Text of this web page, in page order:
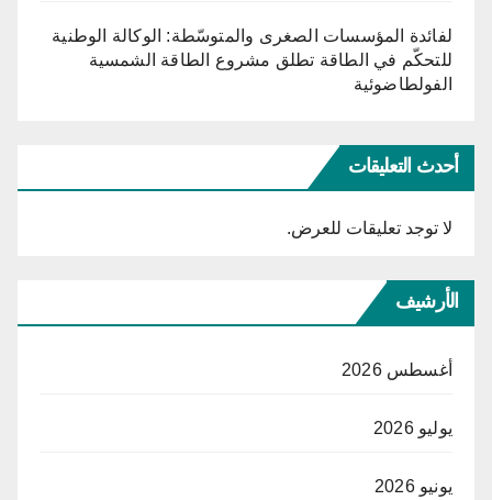
لفائدة المؤسسات الصغرى والمتوسّطة: الوكالة الوطنية
للتحكّم في الطاقة تطلق مشروع الطاقة الشمسية
الفولطاضوئية
أحدث التعليقات
لا توجد تعليقات للعرض.
الأرشيف
أغسطس 2026
يوليو 2026
يونيو 2026